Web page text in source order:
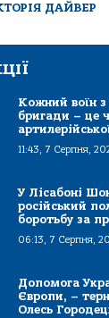
ДАЙВЕР
Кожний воїн з
бригади – це
11:43, 7 Серпня,
У Лісабоні
російський
боротьбу за
06:13, 7 Серпня,
Допомога
Європи, –
Олесь